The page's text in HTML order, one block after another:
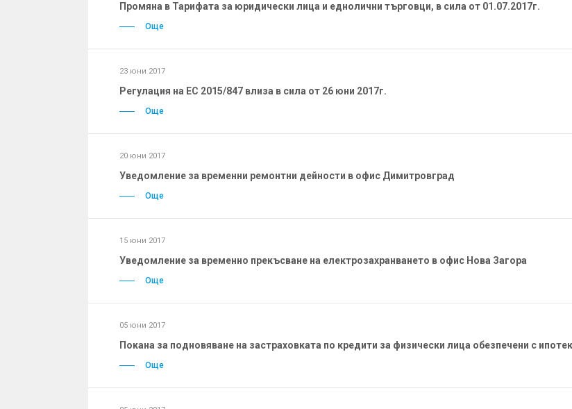
Промяна в Тарифата за юридически лица и еднолични търговци, в сила от 01.07.2017г.
Още
23 юни 2017
Регулация на ЕС 2015/847 влиза в сила от 26 юни 2017г.
Още
20 юни 2017
Уведомление за временни ремонтни дейности в офис Димитровград
Още
15 юни 2017
Уведомление за временно прекъсване на електрозахранването в офис Нова Загора
Още
05 юни 2017
Покана за подновяване на застраховката по кредити за физически лица обезпечени с
Още